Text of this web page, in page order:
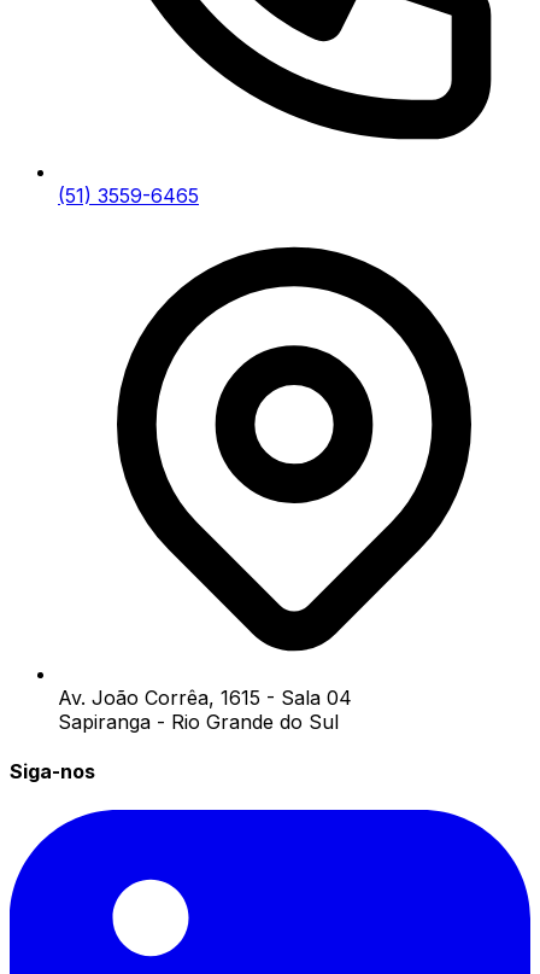
(51) 3559-6465
Av. João Corrêa, 1615 - Sala 04
Sapiranga - Rio Grande do Sul
Siga-nos